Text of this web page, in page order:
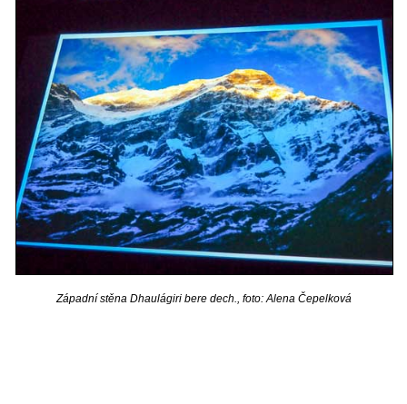
Západní stěna Dhaulágiri bere dech., foto: Alena Čepelková